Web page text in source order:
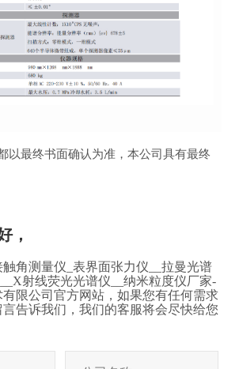
以最终书面确认为准，本公司具有最终
，
角测量仪_表界面张力仪__拉曼光谱
射线荧光光谱仪__纳米粒度仪厂家-
限公司官方网站，如果您有任何需求
告诉我们，我们的客服将会尽快给您